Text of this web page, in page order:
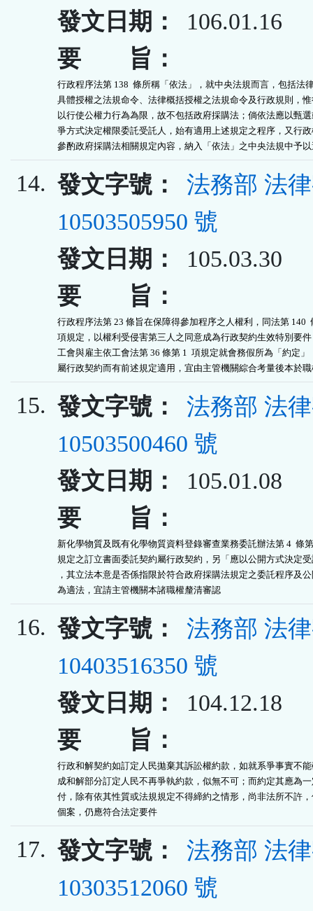
發文日期：
106.01.16
要 旨：
行政程序法第 138  條所稱「依法」，就中央法規而言，包括法
具體授權之法規命令、法律概括授權之法規命令及行政規則，
以行使公權力行為為限，故不包括政府採購法；倘依法應以甄
爭方式決定權限委託受託人，始有適用上述規定之程序，又行
參酌政府採購法相關規定內容，納入「依法」之中央法規中予
14. 發文字號：
法務部 法
10503505950 號
發文日期：
105.03.30
要 旨：
行政程序法第 23 條旨在保障得參加程序之人權利，同法第 140
項規定，以權利受侵害第三人之同意成為行政契約生效特別要
工會與雇主依工會法第 36 條第 1  項規定就會務假所為「約定」
屬行政契約而有前述規定適用，宜由主管機關綜合考量後本於
15. 發文字號：
法務部 法
10503500460 號
發文日期：
105.01.08
要 旨：
新化學物質及既有化學物質資料登錄審查業務委託辦法第 4  條
規定之訂立書面委託契約屬行政契約，另「應以公開方式決定
，其立法本意是否係指限於符合政府採購法規定之委託程序及
為適法，宜請主管機關本諸職權釐清審認
16. 發文字號：
法務部 法
10403516350 號
發文日期：
104.12.18
要 旨：
行政和解契約如訂定人民拋棄其訴訟權約款，如就系爭事實不
成和解部分訂定人民不再爭執約款，似無不可；而約定其應為
付，除有依其性質或法規規定不得締約之情形，尚非法所不許
個案，仍應符合法定要件
17. 發文字號：
法務部 法
10303512060 號